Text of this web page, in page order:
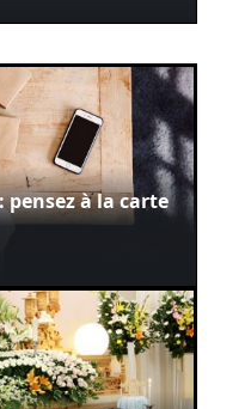
pensez à la carte